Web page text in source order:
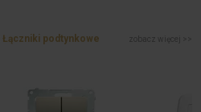
Łączniki podtynkowe zobacz więcej >>